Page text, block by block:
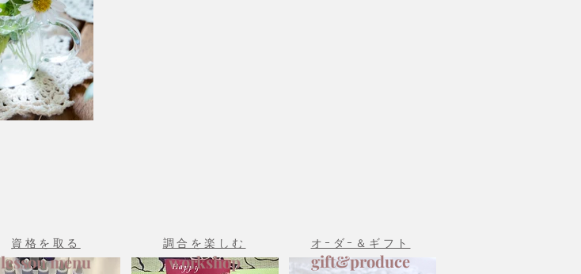
資格を取る
lesson menu
調合を楽しむ
workshop
オｰダｰ＆ギフト
gift&produce